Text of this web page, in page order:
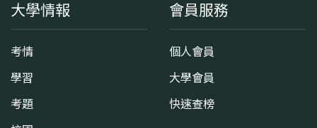
大學情報
考情
學習
考題
會員服務
個人會員
大學會員
快速查榜